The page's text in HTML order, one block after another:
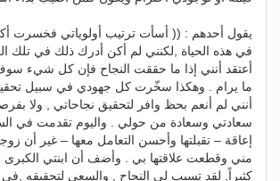
يقول أحدهم : (( أسأت ترتيب أولوياتي فخسرت
في هذه الحياة ,لكنني لم أكن أدرك ذلك في تلك
أعتقد أنني إذا ما حققت النجاح فإن كل شيء
ما يرام . وهكذا سخّرت كل جهودي في سبيل
أنني لم أنعم بحظ وافر لتحقيق نجاحاتي , ولا
سعادتي وسعادة من حولي . واليوم تقدمت في
إعاقة – تقبلتها وأحسن التعامل معها – غير أن
مني وقطعت علاقتها بي . وأضف أن ابنتي الكبرى
كثيراً, لقد تسبب لي النجاح , والسعي لتحقيقه